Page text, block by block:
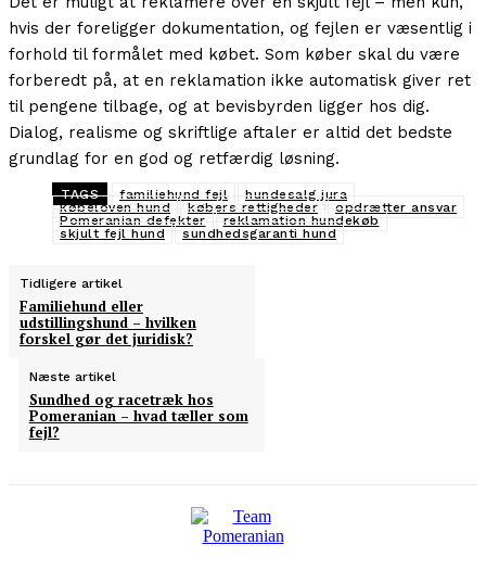
hvis der foreligger dokumentation, og fejlen er væsentlig i
forhold til formålet med købet. Som køber skal du være
forberedt på, at en reklamation ikke automatisk giver ret
til pengene tilbage, og at bevisbyrden ligger hos dig.
Dialog, realisme og skriftlige aftaler er altid det bedste
grundlag for en god og retfærdig løsning.
TAGS familiehund fejl
hundesalg jura
købeloven hund
købers rettigheder
opdrætter ansvar
Pomeranian defekter
reklamation hundekøb
skjult fejl hund
sundhedsgaranti hund
Tidligere artikel
Familiehund eller
udstillingshund – hvilken
forskel gør det juridisk?
Næste artikel
Sundhed og racetræk hos
Pomeranian – hvad tæller som
fejl?